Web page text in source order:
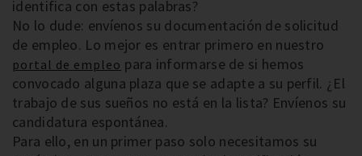
identifica con estas palabras?
No lo dude: envíenos su documentación de solicitud
de empleo. Lo mejor es entrar primero en nuestro
portal de empleo para informarse de si hemos
convocado alguna plaza que se adapte a su perfil. ¿El
trabajo de sus sueños no está en la lista? Envíenos su
candidatura espontánea.
Para ello, en un primer paso solo necesitamos su